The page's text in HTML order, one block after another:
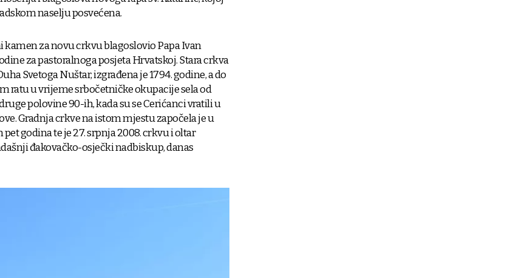
naselju posvećena.
kamen za novu crkvu blagoslovio Papa Ivan
za pastoralnoga posjeta Hrvatskoj. Stara crkva
Svetoga Nuštar, izgrađena je 1794. godine, a do
ratu u vrijeme srbočetničke okupacije sela od
polovine 90-ih, kada su se Cerićanci vratili u
Gradnja crkve na istom mjestu započela je u
godina te je 27. srpnja 2008. crkvu i oltar
đakovačko-osječki nadbiskup, danas